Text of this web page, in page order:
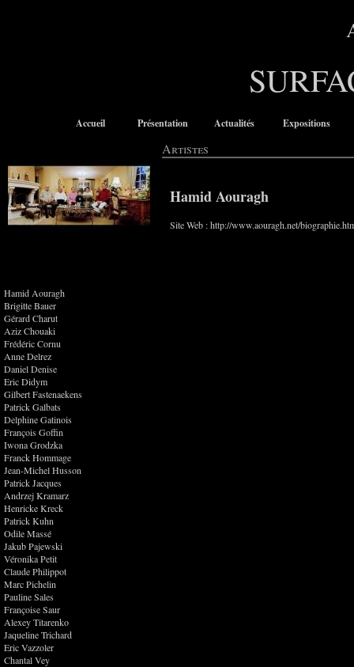
Accueil Présentation Actualités Expositions
Hamid Aouragh
Brigitte Bauer
Gérard Charut
Aziz Chouaki
Frédéric Cornu
Anne Delrez
Daniel Denise
Eric Didym
Gilbert Fastenaekens
Patrick Galbats
Delphine Gatinois
François Goffin
Iwona Grodzka
Franck Hommage
Jean-Michel Husson
Patrick Jacques
Andrzej Kramarz
Henricke Kreck
Patrick Kuhn
Odile Massé
Jakub Pajewski
Véronika Petit
Claude Philippot
Marc Pichelin
Pauline Sales
Françoise Saur
Alexey Titarenko
Jaqueline Trichard
Eric Vazzoler
Chantal Vey
Artistes
Hamid Aouragh
Site Web :http://www.aouragh.net/